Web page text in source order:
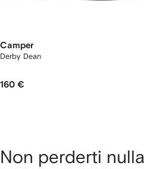
Camper
Derby Dean
160 €
Non perderti nulla